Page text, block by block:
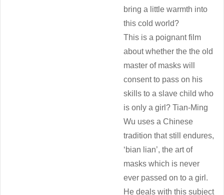
bring a little warmth into
this cold world?
This is a poignant film
about whether the the old
master of masks will
consent to pass on his
skills to a slave child who
is only a girl? Tian-Ming
Wu uses a Chinese
tradition that still endures,
‘bian lian’, the art of
masks which is never
ever passed on to a girl.
He deals with this subject